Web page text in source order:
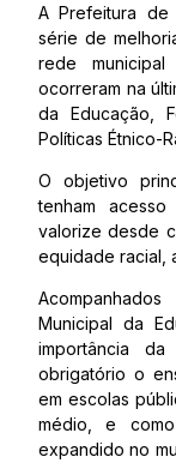
A Prefeitura de
série de
rede
ocorreram na
da Educação,
Políticas Étnico-
O objetivo
tenham
valorize desde
equidade racial,
Municipal da
importância
obrigatório o
em escolas
médio, e
expandido no